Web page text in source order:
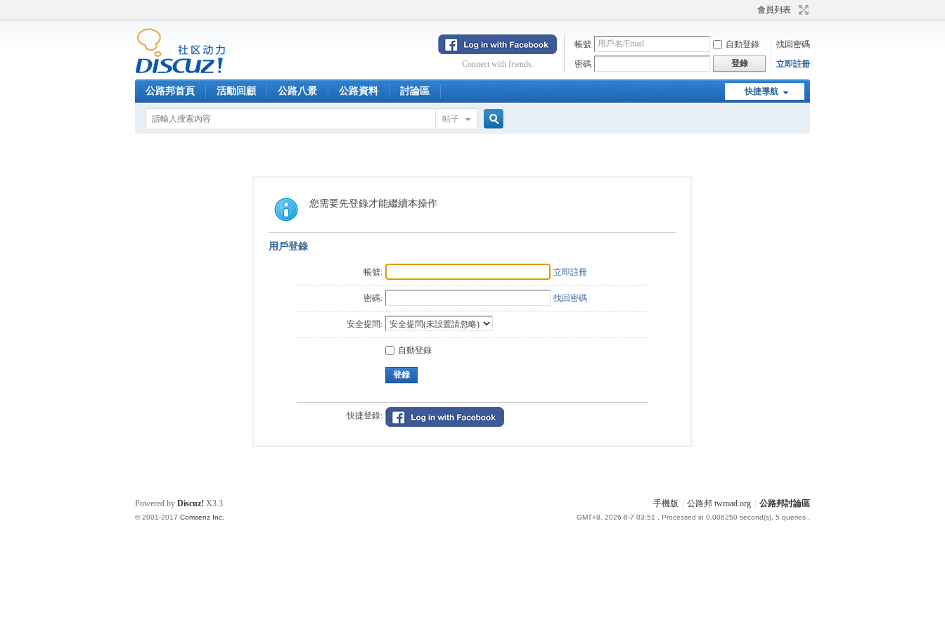
會員列表
帳號 自動登錄
找回密碼
密碼
登錄 立即註冊
Connect with friends.
快捷導航
公路邦首頁 活動回顧 公路八景 公路資料 討論區
帖子
您需要先登錄才能繼續本操作
用戶登錄
帳號: 立即註冊
密碼: 找回密碼
安全提問:
自動登錄
登錄
快捷登錄:
手機版 公路邦 twroad.org 公路邦討論區
GMT+8, 2026-8-7 03:51 , Processed in 0.006250 second(s), 5 queries .
Powered by Discuz! X3.3
© 2001-2017 Comsenz Inc.